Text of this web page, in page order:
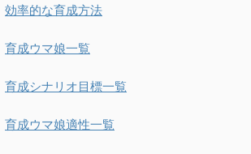
効率的な育成方法
育成ウマ娘一覧
育成シナリオ目標一覧
育成ウマ娘適性一覧